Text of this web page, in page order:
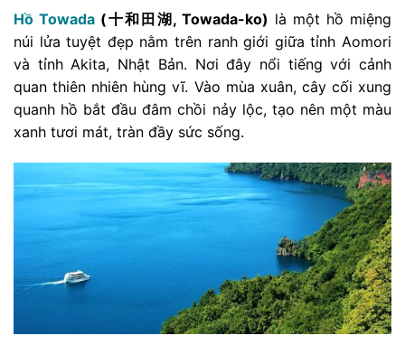
Hồ Towada(十和田湖, Towada-ko) là một hồ miệng
núi lửa tuyệt đẹp nằm trên ranh giới giữa tỉnh Aomori
và tỉnh Akita, Nhật Bản. Nơi đây nổi tiếng với cảnh
quan thiên nhiên hùng vĩ. Vào mùa xuân, cây cối xung
quanh hồ bắt đầu đâm chồi nảy lộc, tạo nên một màu
xanh tươi mát, tràn đầy sức sống.